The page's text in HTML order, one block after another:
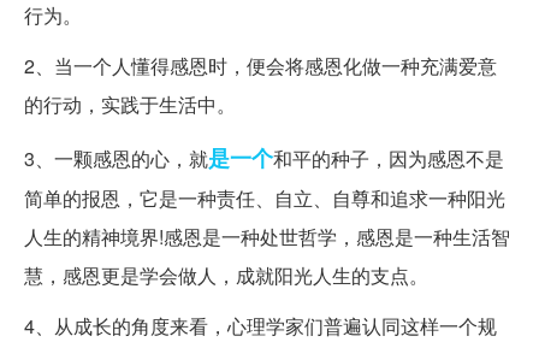
行为。
2、当一个人懂得感恩时，便会将感恩化做一种充满爱意
的行动，实践于生活中。
3、一颗感恩的心，就是一个和平的种子，因为感恩不是
简单的报恩，它是一种责任、自立、自尊和追求一种阳光
人生的精神境界!感恩是一种处世哲学，感恩是一种生活智
慧，感恩更是学会做人，成就阳光人生的支点。
4、从成长的角度来看，心理学家们普遍认同这样一个规